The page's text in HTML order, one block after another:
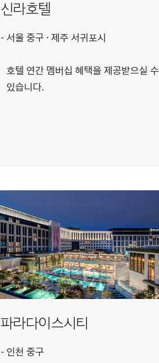
신라호텔
서울 중구 · 제주 서귀포시
호텔 연간 멤버십 혜택을 제공받으실 수
있습니다.
파라다이스시티
인천 중구